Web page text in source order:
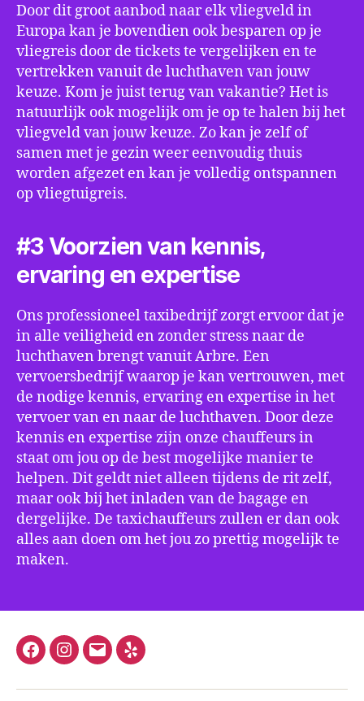
Door dit groot aanbod naar elk vliegveld in
Europa kan je bovendien ook besparen op je
vliegreis door de tickets te vergelijken en te
vertrekken vanuit de luchthaven van jouw
keuze. Kom je juist terug van vakantie? Het is
natuurlijk ook mogelijk om je op te halen bij het
vliegveld van jouw keuze. Zo kan je zelf of
samen met je gezin weer eenvoudig thuis
worden afgezet en kan je volledig ontspannen
op vliegtuigreis.
#3 Voorzien van kennis,
ervaring en expertise
Ons professioneel taxibedrijf zorgt ervoor dat je
in alle veiligheid en zonder stress naar de
luchthaven brengt vanuit Arbre. Een
vervoersbedrijf waarop je kan vertrouwen, met
de nodige kennis, ervaring en expertise in het
vervoer van en naar de luchthaven. Door deze
kennis en expertise zijn onze chauffeurs in
staat om jou op de best mogelijke manier te
helpen. Dit geldt niet alleen tijdens de rit zelf,
maar ook bij het inladen van de bagage en
dergelijke. De taxichauffeurs zullen er dan ook
alles aan doen om het jou zo prettig mogelijk te
maken.
FacebookInstagram
E-
Yelp